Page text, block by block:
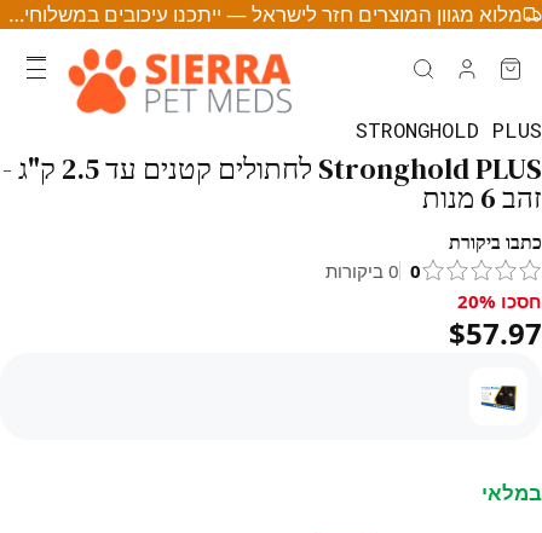
מלוא מגוון המוצרים חזר לישראל — ייתכנו עיכובים במשלוחים • לחצו לפרטים
STRONGHOLD PLUS
Stronghold PLUS לחתולים קטנים עד 2.5 ק"ג -
זהב 6 מנות
כתבו ביקורת
0
0 ביקורות
חסכו 20%, $57.97
חסכו 20%
$57.97
במלאי